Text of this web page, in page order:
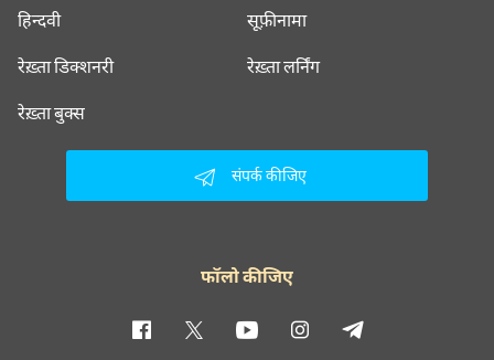
हिन्दवी सूफ़ीनामा
रेख़्ता डिक्शनरी रेख़्ता लर्निंग
रेख़्ता बुक्स
संपर्क कीजिए
फॉलो कीजिए